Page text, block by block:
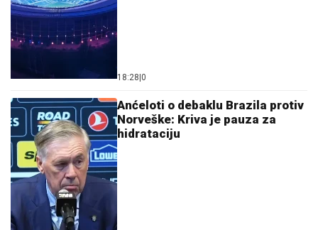
18:28 0
Anćeloti o debaklu Brazila protiv
Norveške: Kriva je pauza za
hidrataciju